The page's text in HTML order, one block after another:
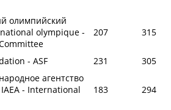
олимпийский
olympique -
207 315
- ASF 231
305
агентство
- International
183 294